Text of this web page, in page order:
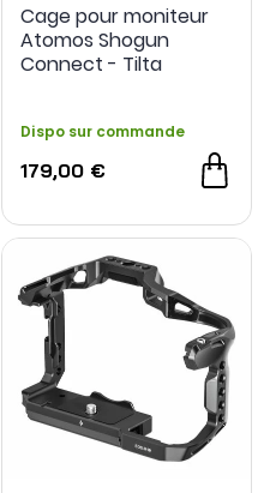
Cage pour moniteur
Atomos Shogun
Connect - Tilta
Dispo sur commande
179,00 €